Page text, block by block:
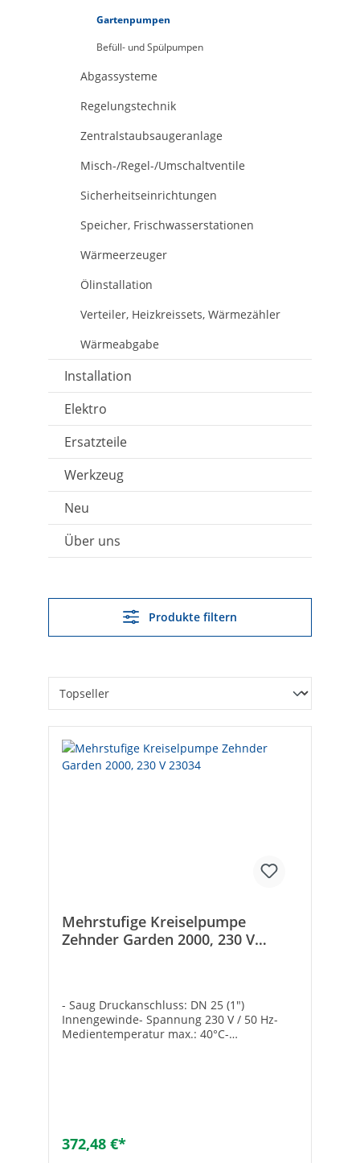
Gartenpumpen
Befüll- und Spülpumpen
Abgassysteme
Regelungstechnik
Zentralstaubsaugeranlage
Misch-/Regel-/Umschaltventile
Sicherheitseinrichtungen
Speicher, Frischwasserstationen
Wärmeerzeuger
Ölinstallation
Verteiler, Heizkreissets, Wärmezähler
Wärmeabgabe
Installation
Elektro
Ersatzteile
Werkzeug
Neu
Über uns
Produkte filtern
Mehrstufige Kreiselpumpe
Zehnder Garden 2000, 230 V
- Saug Druckanschluss: DN 25 (1")
Innengewinde- Spannung 230 V / 50 Hz-
Medientemperatur max.: 40°C-
1300Typ: Garden 2000Fördermenge max.
[l/h]: 5000Marke: zehnder
372,48 €*